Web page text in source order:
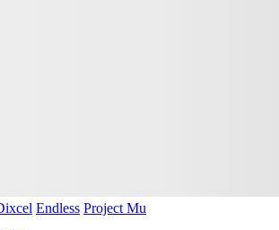
Endless Project Mu